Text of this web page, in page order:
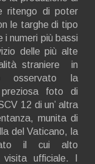
ritengo di poter
le targhe di tipo
numeri più bassi
delle più alte
straniere in
osservato la
foto di
12 di un’ altra
munita di
del Vaticano, la
il cui alto
ufficiale. I